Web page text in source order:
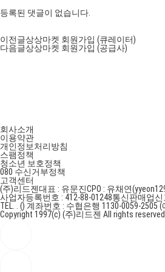
등록된 댓글이 없습니다.
이전글상상마켓 회원가입 (큐레이터)
다음글상상마켓 회원가입 (공급사)
회사소개
이용약관
개인정보처리방침
스팸정책
청소년 보호정책
080 수신거부정책
고객센터
(주)리드젠대표 : 유문진CPO : 유채연
사업자등록번호 : 412-88-01248통신판매업신
TEL. . () 계좌번호 : 수협은행 1130-0059-2505
Copyright 1997(c) (주)리드젠 All rights reserved.